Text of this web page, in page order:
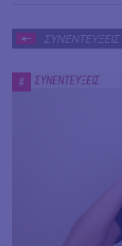
ΣΥΝΕΝΤΕΥΞΕΙΣ
# ΣΥΝΕΝΤΕΥΞΕΙΣ